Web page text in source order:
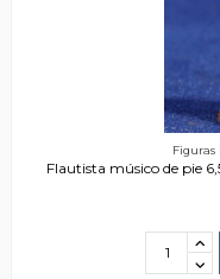
Figuras
Flautista músico de pie